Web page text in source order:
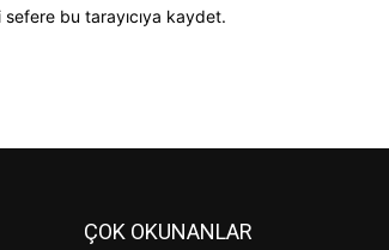
bu tarayıcıya kaydet.
ÇOK OKUNANLAR